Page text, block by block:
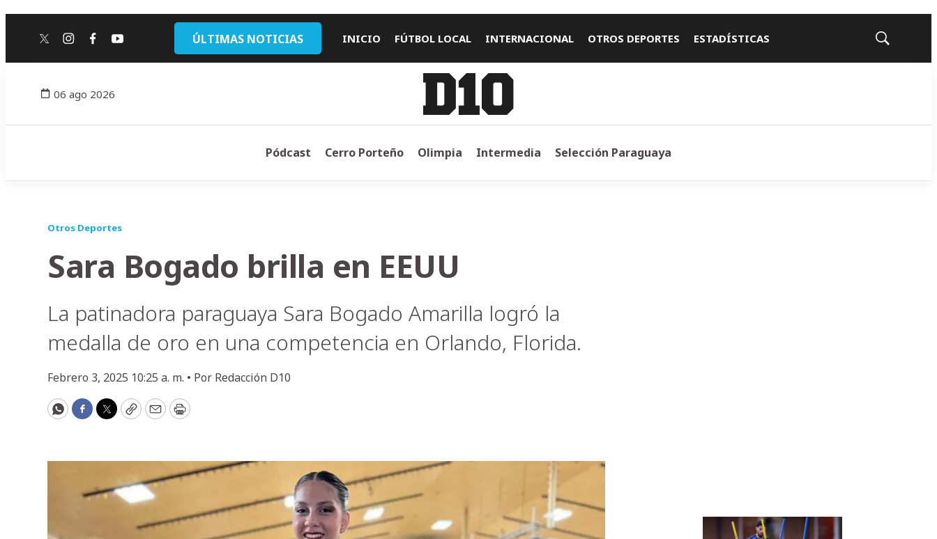
twitterinstagram
facebook
youtube ÚLTIMAS NOTICIAS INICIO FÚTBOL LOCAL INTERNACIONAL OTROS DEPORTES ESTADÍSTICAS
Mostrar
06 ago 2026
Pódcast Cerro Porteño Olimpia Intermedia Selección Paraguaya
Otros Deportes
Sara Bogado brilla en EEUU
La patinadora paraguaya Sara Bogado Amarilla logró la
medalla de oro en una competencia en Orlando, Florida.
Febrero 3, 2025 10:25 a. m. • Por Redacción D10
WhatsApp
Facebook
Twitter
CopyEmailPrint